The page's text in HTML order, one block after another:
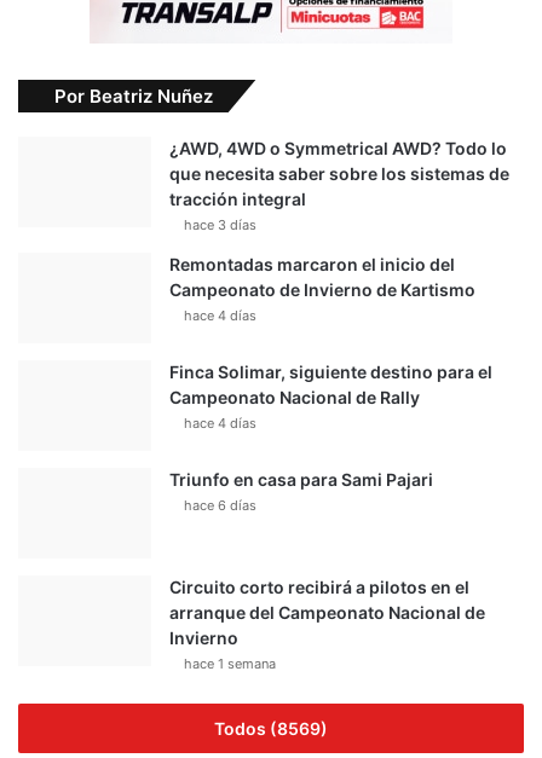
Por Beatriz Nuñez
¿AWD, 4WD o Symmetrical AWD? Todo lo
que necesita saber sobre los sistemas de
tracción integral
hace 3 días
Remontadas marcaron el inicio del
Campeonato de Invierno de Kartismo
hace 4 días
Finca Solimar, siguiente destino para el
Campeonato Nacional de Rally
hace 4 días
Triunfo en casa para Sami Pajari
hace 6 días
Circuito corto recibirá a pilotos en el
arranque del Campeonato Nacional de
Invierno
hace 1 semana
Todos (8569)